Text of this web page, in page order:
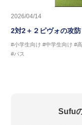
2026/04/14
2対2＋２ピヴォの攻防
#小学生向け #中学生向け #
#パス
Sufu